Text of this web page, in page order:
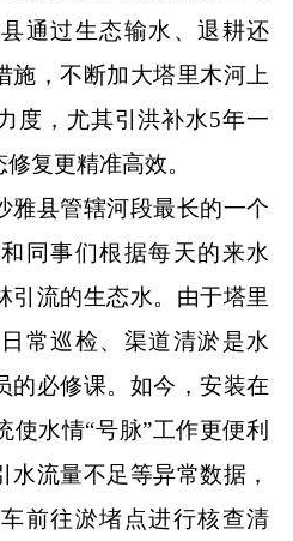
通过生态输水、退耕还
施，不断加大塔里木河上
度，尤其引洪补水5年一
复更精准高效。
县管辖河段最长的一个
同事们根据每天的来水
引流的生态水。由于塔里
常巡检、渠道清淤是水
的必修课。如今，安装在
水情“号脉”工作更便利
流量不足等异常数据，
前往淤堵点进行核查清